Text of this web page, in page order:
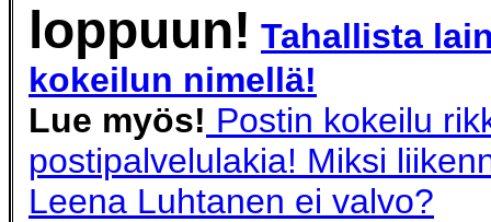
loppuun! Tahallista
kokeilun nimellä!
Lue myös! Postin kokeilu
postipalvelulakia! Miksi
Leena Luhtanen ei valvo?